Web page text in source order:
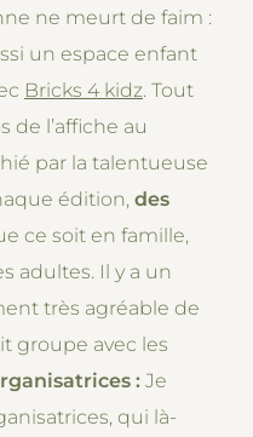
ne meurt de faim :
un espace enfant
Bricks 4 kidz. Tout
de l’affiche au
par la talentueuse
édition, des
ce soit en famille,
adultes. Il y a un
très agréable de
groupe avec les
: Je
qui là-